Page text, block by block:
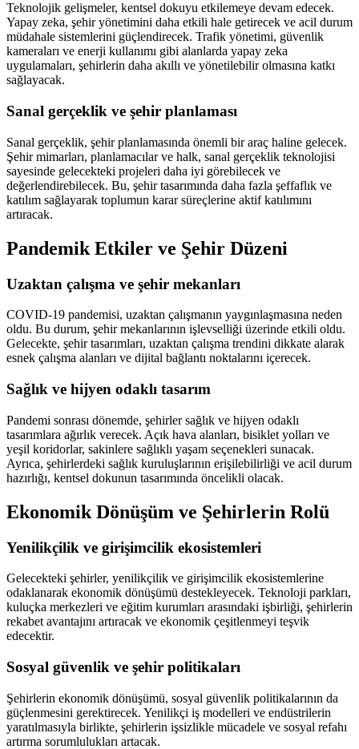
Teknolojik gelişmeler, kentsel dokuyu etkilemeye devam edecek.
Yapay zeka, şehir yönetimini daha etkili hale getirecek ve acil durum
müdahale sistemlerini güçlendirecek. Trafik yönetimi, güvenlik
kameraları ve enerji kullanımı gibi alanlarda yapay zeka
uygulamaları, şehirlerin daha akıllı ve yönetilebilir olmasına katkı
sağlayacak.
Sanal gerçeklik ve şehir planlaması
Sanal gerçeklik, şehir planlamasında önemli bir araç haline gelecek.
Şehir mimarları, planlamacılar ve halk, sanal gerçeklik teknolojisi
sayesinde gelecekteki projeleri daha iyi görebilecek ve
değerlendirebilecek. Bu, şehir tasarımında daha fazla şeffaflık ve
katılım sağlayarak toplumun karar süreçlerine aktif katılımını
artıracak.
Pandemik Etkiler ve Şehir Düzeni
Uzaktan çalışma ve şehir mekanları
COVID-19 pandemisi, uzaktan çalışmanın yaygınlaşmasına neden
oldu. Bu durum, şehir mekanlarının işlevselliği üzerinde etkili oldu.
Gelecekte, şehir tasarımları, uzaktan çalışma trendini dikkate alarak
esnek çalışma alanları ve dijital bağlantı noktalarını içerecek.
Sağlık ve hijyen odaklı tasarım
Pandemi sonrası dönemde, şehirler sağlık ve hijyen odaklı
tasarımlara ağırlık verecek. Açık hava alanları, bisiklet yolları ve
yeşil koridorlar, sakinlere sağlıklı yaşam seçenekleri sunacak.
Ayrıca, şehirlerdeki sağlık kuruluşlarının erişilebilirliği ve acil durum
hazırlığı, kentsel dokunun tasarımında öncelikli olacak.
Ekonomik Dönüşüm ve Şehirlerin Rolü
Yenilikçilik ve girişimcilik ekosistemleri
Gelecekteki şehirler, yenilikçilik ve girişimcilik ekosistemlerine
odaklanarak ekonomik dönüşümü destekleyecek. Teknoloji parkları,
kuluçka merkezleri ve eğitim kurumları arasındaki işbirliği, şehirlerin
rekabet avantajını artıracak ve ekonomik çeşitlenmeyi teşvik
edecektir.
Sosyal güvenlik ve şehir politikaları
Şehirlerin ekonomik dönüşümü, sosyal güvenlik politikalarının da
güçlenmesini gerektirecek. Yenilikçi iş modelleri ve endüstrilerin
yaratılmasıyla birlikte, şehirlerin işsizlikle mücadele ve sosyal refahı
artırma sorumlulukları artacak.